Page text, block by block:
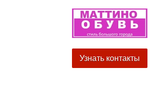
Узнать контакты